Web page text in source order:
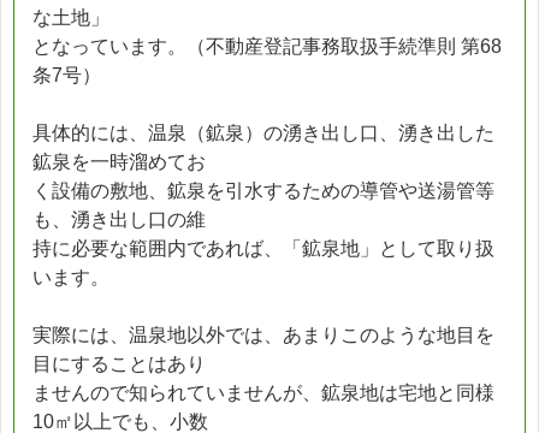
な土地」
となっています。（不動産登記事務取扱手続準則 第68
条7号）
具体的には、温泉（鉱泉）の湧き出し口、湧き出した
鉱泉を一時溜めてお
く設備の敷地、鉱泉を引水するための導管や送湯管等
も、湧き出し口の維
持に必要な範囲内であれば、「鉱泉地」として取り扱
います。
実際には、温泉地以外では、あまりこのような地目を
目にすることはあり
ませんので知られていませんが、鉱泉地は宅地と同様
10㎡以上でも、小数